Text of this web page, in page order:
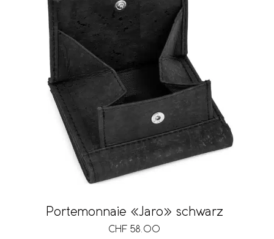
Portemonnaie «Jaro» schwarz
CHF 58.00